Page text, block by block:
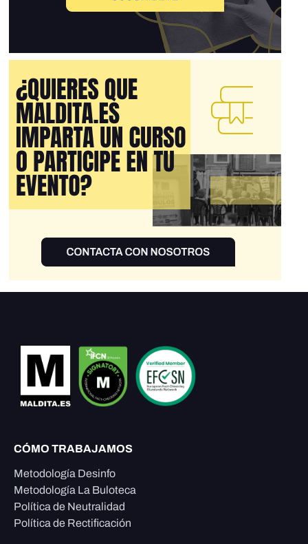
CÓMO TRABAJAMOS
Metodología Desinfo
Metodología La Buloteca
Política de Neutralidad
Política de Rectificación